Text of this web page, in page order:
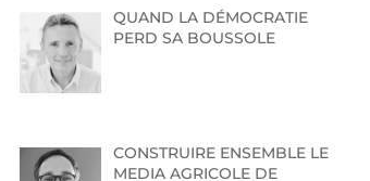
QUAND LA DÉMOCRATIE
PERD SA BOUSSOLE
CONSTRUIRE ENSEMBLE LE
MEDIA AGRICOLE DE